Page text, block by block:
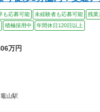
も応募可能 未経験者も応募可能 残業
積極採用中 年間休日120日以上
万円
山駅